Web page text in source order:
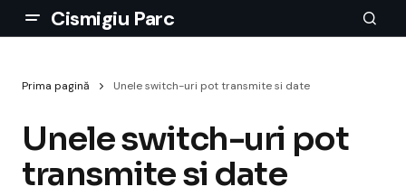
Cismigiu Parc
Prima pagină Unele switch-uri pot transmite si date
Unele switch-uri pot
transmite si date